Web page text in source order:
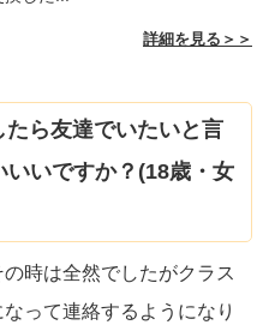
詳細を見る＞＞
ら友達でいたいと言
いですか？(18歳・女
時は全然でしたがクラス
って連絡するようになり